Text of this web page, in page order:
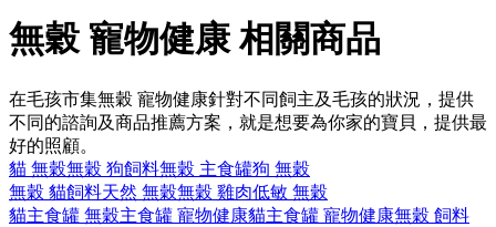
無穀 寵物健康 相關商品
在毛孩市集無穀 寵物健康針對不同飼主及毛孩的狀況，提供
不同的諮詢及商品推薦方案，就是想要為你家的寶貝，提供最
好的照顧。
貓 無穀無穀 狗飼料無穀 主食罐狗 無穀
無穀 貓飼料天然 無穀無穀 雞肉低敏 無穀
貓主食罐 無穀主食罐 寵物健康貓主食罐 寵物健康無穀 飼料